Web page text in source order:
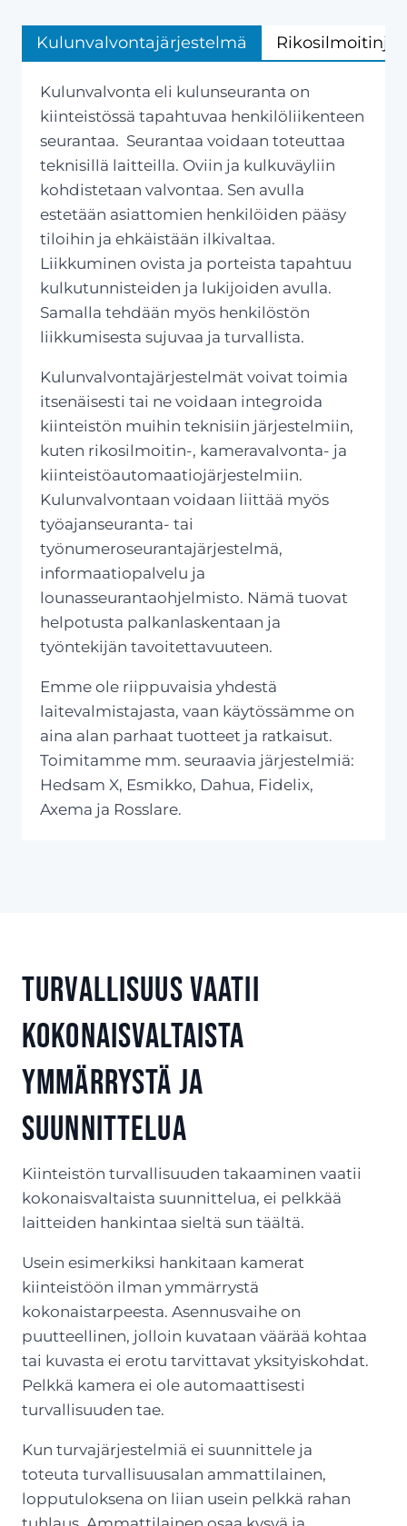
Kulunvalvontajärjestelmä
Kulunvalvonta eli kulunseuranta on
kiinteistössä tapahtuvaa henkilöliikenteen
seurantaa. Seurantaa voidaan toteuttaa
teknisillä laitteilla. Oviin ja kulkuväyliin
kohdistetaan valvontaa. Sen avulla
estetään asiattomien henkilöiden pääsy
tiloihin ja ehkäistään ilkivaltaa.
Liikkuminen ovista ja porteista tapahtuu
kulkutunnisteiden ja lukijoiden avulla.
Samalla tehdään myös henkilöstön
liikkumisesta sujuvaa ja turvallista.
Kulunvalvontajärjestelmät voivat toimia
itsenäisesti tai ne voidaan integroida
kiinteistön muihin teknisiin järjestelmiin,
kuten rikosilmoitin-, kameravalvonta- ja
kiinteistöautomaatiojärjestelmiin.
Kulunvalvontaan voidaan liittää myös
työajanseuranta- tai
työnumeroseurantajärjestelmä,
informaatiopalvelu ja
lounasseurantaohjelmisto. Nämä tuovat
helpotusta palkanlaskentaan ja
työntekijän tavoitettavuuteen.
Emme ole riippuvaisia yhdestä
laitevalmistajasta, vaan käytössämme on
aina alan parhaat tuotteet ja ratkaisut.
Toimitamme mm. seuraavia järjestelmiä:
Hedsam X, Esmikko, Dahua, Fidelix,
Axema ja Rosslare.
Turvallisuus vaatii
kokonaisvaltaista
ymmärrystä ja
suunnittelua
Kiinteistön turvallisuuden takaaminen vaatii
kokonaisvaltaista suunnittelua, ei pelkkää
laitteiden hankintaa sieltä sun täältä.
Usein esimerkiksi hankitaan kamerat
kiinteistöön ilman ymmärrystä
kokonaistarpeesta. Asennusvaihe on
puutteellinen, jolloin kuvataan väärää kohtaa
tai kuvasta ei erotu tarvittavat yksityiskohdat.
Pelkkä kamera ei ole automaattisesti
turvallisuuden tae.
Kun turvajärjestelmiä ei suunnittele ja
toteuta turvallisuusalan ammattilainen,
lopputuloksena on liian usein pelkkä rahan